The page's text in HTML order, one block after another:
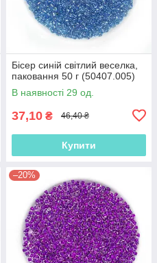
Бісер синій світлий веселка,
паковання 50 г (50407.005)
В наявності 29 од.
37,10 ₴ 46,40 ₴
Купити
–20%